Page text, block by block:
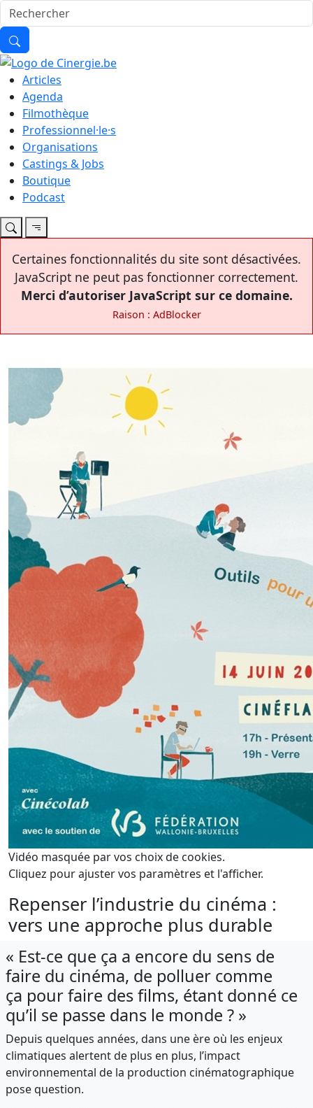
Articles
Agenda
Filmothèque
Professionnel·le·s
Organisations
Castings & Jobs
Boutique
Podcast
Certaines fonctionnalités du site sont désactivées.
JavaScript ne peut pas fonctionner correctement.
Merci d’autoriser JavaScript sur ce domaine.
Raison : AdBlocker
Vidéo masquée par vos choix de cookies.
Cliquez pour ajuster vos paramètres et l'afficher.
Repenser l’industrie du cinéma :
vers une approche plus durable
« Est-ce que ça a encore du sens de
faire du cinéma, de polluer comme
ça pour faire des films, étant donné ce
qu’il se passe dans le monde ? »
Depuis quelques années, dans une ère où les enjeux
climatiques alertent de plus en plus, l’impact
environnemental de la production cinématographique
pose question.